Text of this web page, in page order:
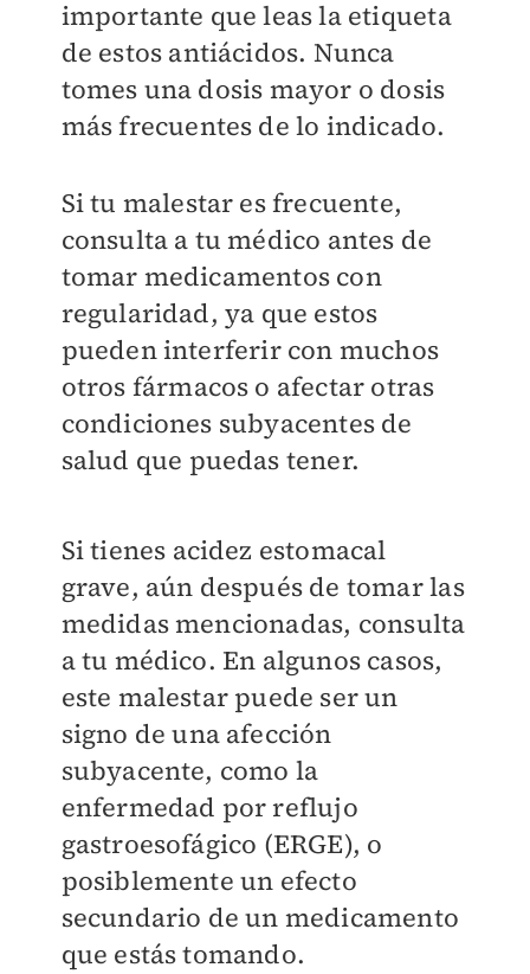
importante que leas la etiqueta
de estos antiácidos. Nunca
tomes una dosis mayor o dosis
más frecuentes de lo indicado.
Si tu malestar es frecuente,
consulta a tu médico antes de
tomar medicamentos con
regularidad, ya que estos
pueden interferir con muchos
otros fármacos o afectar otras
condiciones subyacentes de
salud que puedas tener.
Si tienes acidez estomacal
grave, aún después de tomar las
medidas mencionadas, consulta
a tu médico. En algunos casos,
este malestar puede ser un
signo de una afección
subyacente, como la
enfermedad por reflujo
gastroesofágico (ERGE), o
posiblemente un efecto
secundario de un medicamento
que estás tomando.